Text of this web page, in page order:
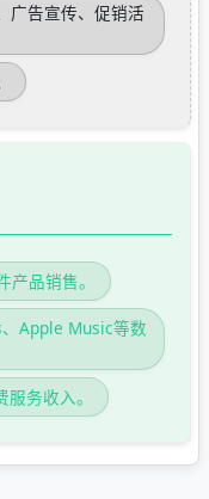
广告宣传、促销活
品销售。
Apple Music等数
务收入。